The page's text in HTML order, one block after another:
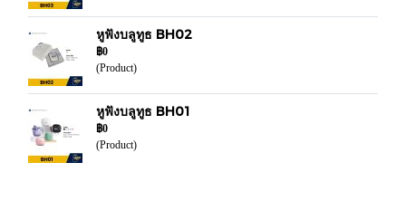
หูฟังบลูทูธ BH02
฿0
(Product)
หูฟังบลูทูธ BH01
฿0
(Product)